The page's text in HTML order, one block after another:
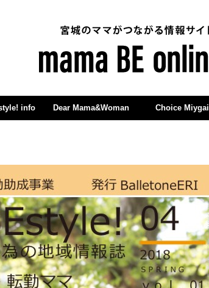
info Dear Mama&Woman Choice Miygai